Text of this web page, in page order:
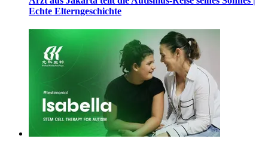
Echte Elterngeschichte